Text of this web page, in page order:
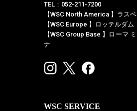
TEL：052-211-7200
【WSC North America 】ラス
【WSC Europe 】ロッテルダム
【WSC Group Base 】ローマ
ナ
WSC SERVICE